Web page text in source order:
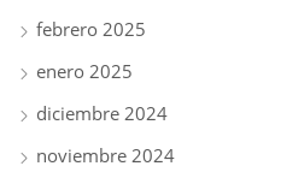
febrero 2025
enero 2025
diciembre 2024
noviembre 2024